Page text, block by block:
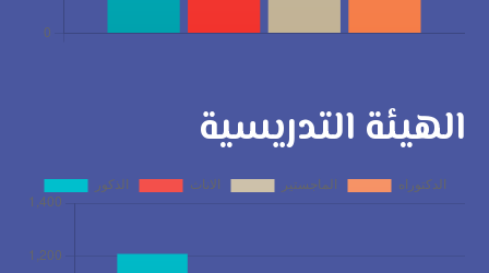
الهيئة التدريسية